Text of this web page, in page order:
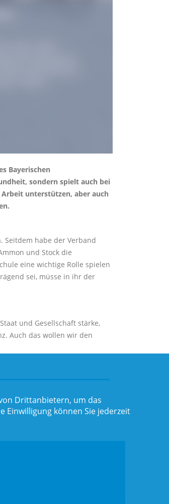
Bayerischen
sondern spielt auch bei
unterstützen, aber auch
Seitdem habe der Verband
und Stock die
eine wichtige Rolle spielen
sei, müsse in ihr der
und Gesellschaft stärke,
Auch das wollen wir den
Drittanbietern, um das
Einwilligung können Sie jederzeit